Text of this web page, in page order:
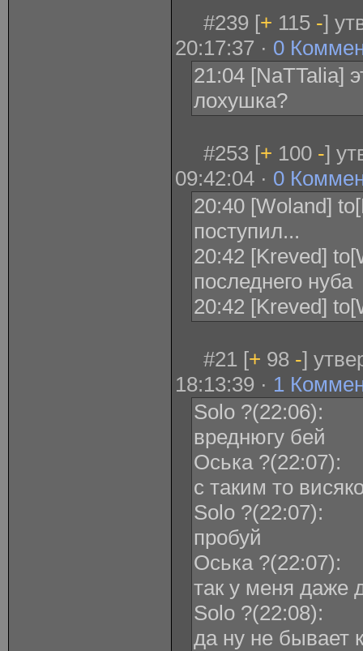
#239 [+ 115 -]
20:17:37 · 0
21:04 [NaTTalia]
лохушка?
#253 [+ 100 -]
09:42:04 · 0
20:40 [Woland]
поступил...
20:42 [Kreved]
последнего нуба
20:42 [Kreved]
#21 [+ 98 -]
18:13:39 · 1
Solo ?(22:06):
вреднюгу бей
Оська ?(22:07):
с таким то
Solo ?(22:07):
пробуй
Оська ?(22:07):
так у меня даже
Solo ?(22:08):
да ну не бывает